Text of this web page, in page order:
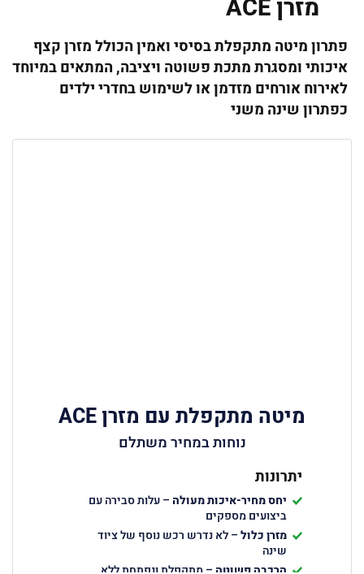
מזרן ACE
פתרון מיטה מתקפלת בסיסי ואמין הכולל מזרן קצף
איכותי ומסגרת מתכת פשוטה ויציבה, המתאים במיוחד
לאירוח אורחים מזדמן או לשימוש בחדרי ילדים
כפתרון שינה משני
מיטה מתקפלת עם מזרן ACE
נוחות במחיר משתלם
יתרונות
יחס מחיר-איכות מעולה – עלות סבירה עם
ביצועים מספקים
מזרן כלול– לא נדרש רכש נוסף של ציוד
שינה
הרכבה פשוטה – מתקפלת ונפתחת ללא